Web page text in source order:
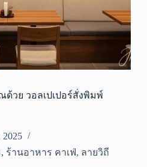
ด้วย วอลเปเปอร์สั่งพิมพ์
2025
, ร้านอาหาร คาเฟ่, ลายวิถี